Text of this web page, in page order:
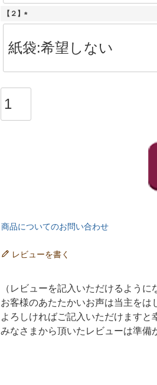
【２】
(
須
商品についてのお問い合わせ
レビューを書く
（レビューを記入いただけるように
お客様のあたたかいお声は当主を
よろしければご記入いただけますと
みなさまから頂いたレビューは準備